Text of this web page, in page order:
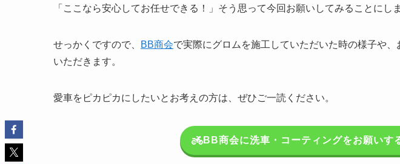
「ここなら安心してお任せできる！」そう思って今回お願いしてみることにし
せっかくですので、 BB商会で実際にグロムを施工していただいた時の様子や
いただきます。
愛車をピカピカにしたいとお考えの方は、ぜひご一読ください。
BB商会に洗車・コーティングをお願いす